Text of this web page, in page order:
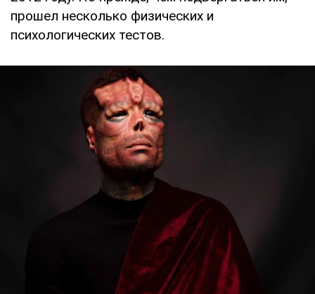
прошел несколько физических и
психологических тестов.